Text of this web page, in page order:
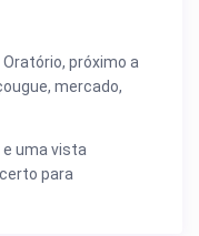
próximo a
mercado,
uma vista
para